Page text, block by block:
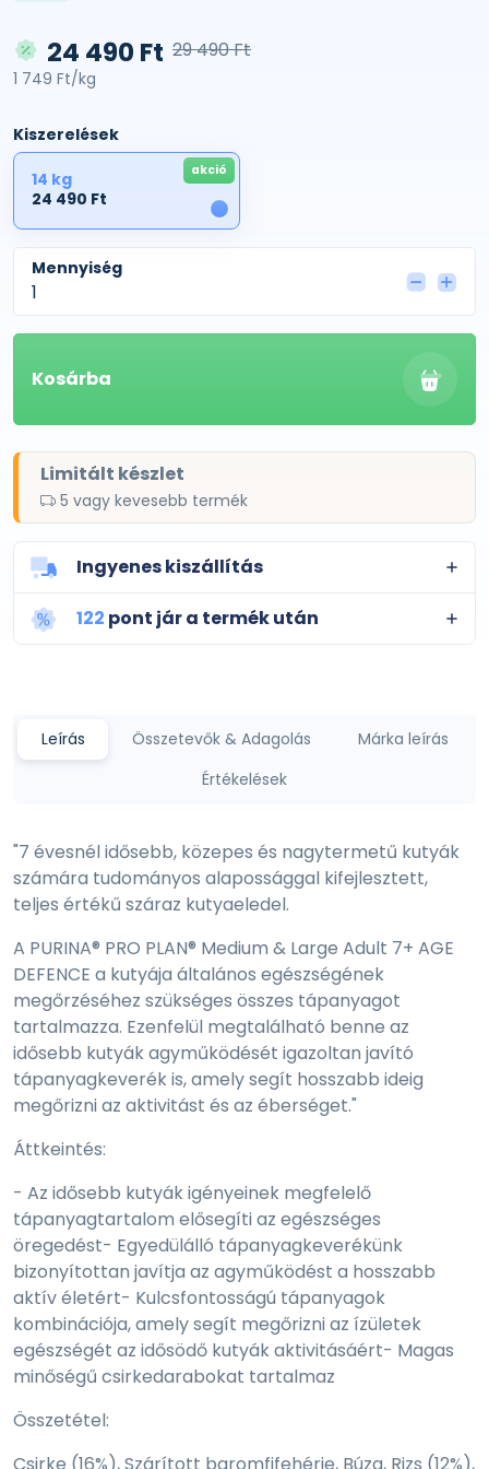
24 490 Ft
1 749 Ft/kg
29 490 Ft
Kiszerelések
1
akció
14 kg
24 490 Ft
Mennyiség
Kosárba
Limitált készlet
5 vagy kevesebb termék
Ingyenes kiszállítás
122 pont jár a termék után
Leírás Összetevők & Adagolás
Márka leírás
Értékelések
"7 évesnél idősebb, közepes és nagytermetű kutyák
számára tudományos alapossággal kifejlesztett,
teljes értékű száraz kutyaeledel.
A PURINA® PRO PLAN® Medium & Large Adult 7+ AGE
DEFENCE a kutyája általános egészségének
megőrzéséhez szükséges összes tápanyagot
tartalmazza. Ezenfelül megtalálható benne az
idősebb kutyák agyműködését igazoltan javító
tápanyagkeverék is, amely segít hosszabb ideig
megőrizni az aktivitást és az éberséget."
Áttkeintés:
- Az idősebb kutyák igényeinek megfelelő
tápanyagtartalom elősegíti az egészséges
öregedést- Egyedülálló tápanyagkeverékünk
bizonyítottan javítja az agyműködést a hosszabb
aktív életért- Kulcsfontosságú tápanyagok
kombinációja, amely segít megőrizni az ízületek
egészségét az idősödő kutyák aktivitásáért- Magas
minőségű csirkedarabokat tartalmaz
Összetétel: